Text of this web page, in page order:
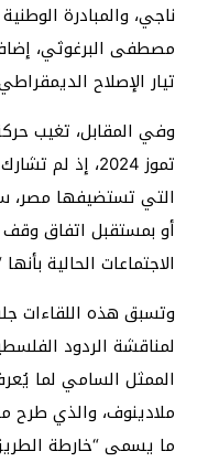
ناجي، والمبادرة
مصطفى البرغوثي،
تيار الإصلاح
وفي المقابل، تغيب
تموز 2024، إذ
التي تستضيفها مصر،
أو بمستقبل اتفاق
الاجتماعات الحالية
وتسبق هذه اللقاءات
لمناقشة الردود
الممثل السامي لما
ملادينوف، والذي
ما يسمى “خارطة